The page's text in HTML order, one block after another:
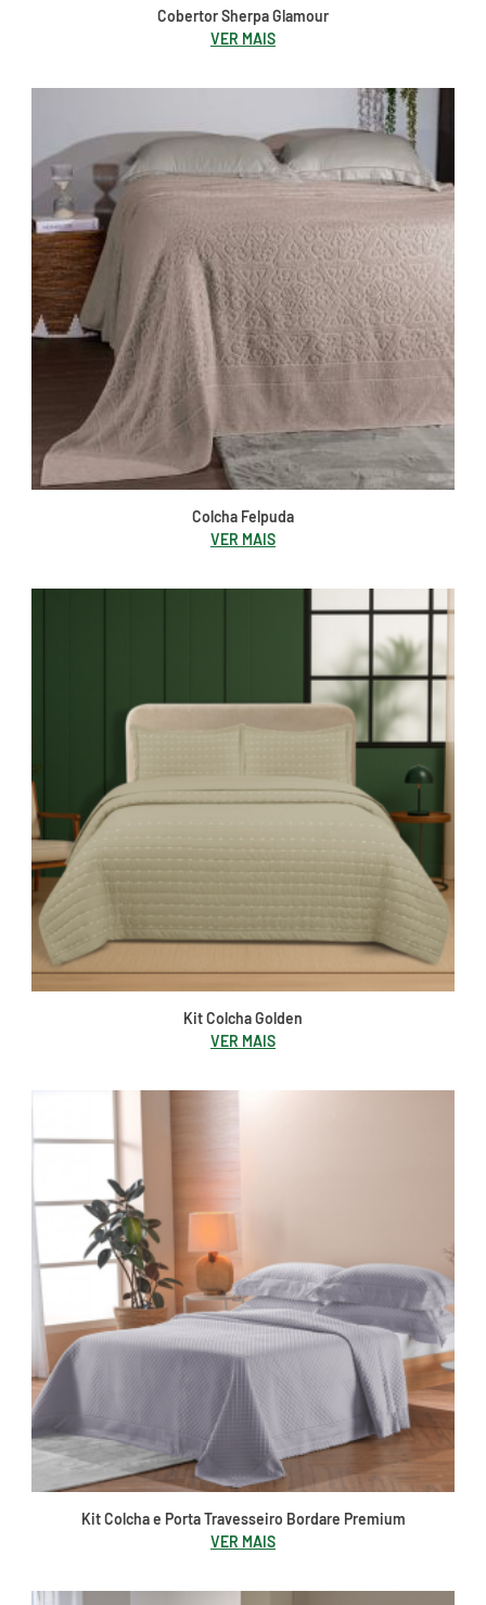
Cobertor Sherpa Glamour
VER MAIS
Colcha Felpuda
VER MAIS
Kit Colcha Golden
VER MAIS
Kit Colcha e Porta Travesseiro Bordare Premium
VER MAIS